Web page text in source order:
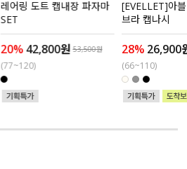
블라우스
레어링 도트 캡내장 파자마
SET
20%42,800원 53,500원
(77~120)
[EVELLET]아
브라 캡나시
28% 26,900
(66~110)